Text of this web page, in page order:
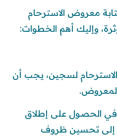
معروض الاسترحام
وإليك أهم الخطوات:
لسجين، يجب أن
الحصول على إطلاق
تحسين ظروف